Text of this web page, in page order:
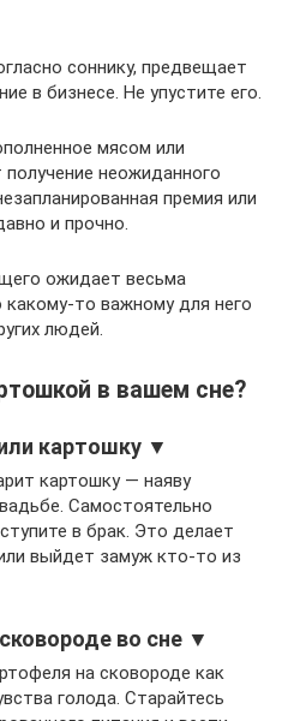
соннику, предвещает
в бизнесе. Не упустите его.
мясом или
получение неожиданного
премия или
и прочно.
ожидает весьма
какому-то важному для него
людей.
в вашем сне?
картошку ▼
картошку — наяву
Самостоятельно
в брак. Это делает
выйдет замуж кто-то из
во сне ▼
на сковороде как
голода. Старайтесь